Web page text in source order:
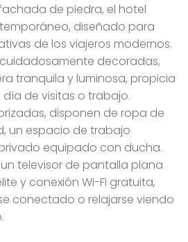
de piedra, el hotel
diseñado para
de los viajeros modernos.
decoradas,
tranquila y luminosa, propicia
de visitas o trabajo.
disponen de ropa de
un espacio de trabajo
equipado con ducha.
televisor de pantalla plana
y conexión Wi-Fi gratuita,
conectado o relajarse viendo